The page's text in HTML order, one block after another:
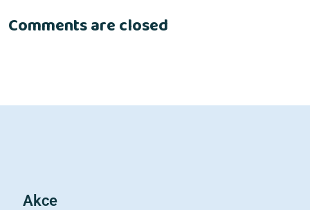
Comments are closed
Akce